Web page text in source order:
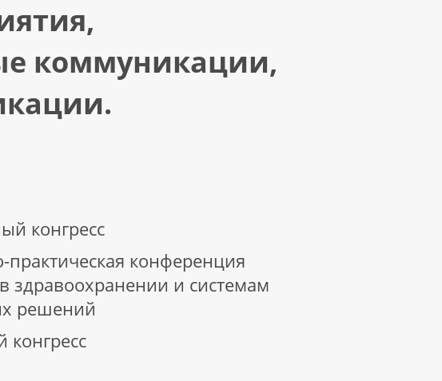
коммуникации,
конгресс
практическая конференция
здравоохранении и системам
решений
конгресс